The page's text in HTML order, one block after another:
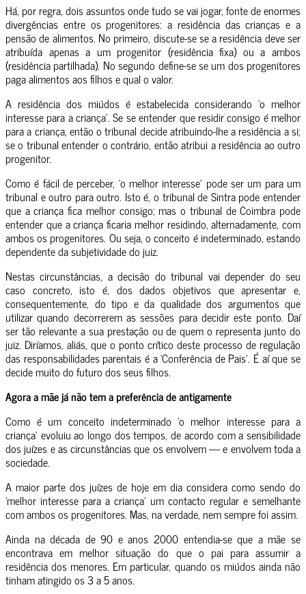
Há, por regra, dois assuntos onde tudo se vai jogar, fonte de enormes
divergências entre os progenitores: a residência das crianças e a
pensão de alimentos. No primeiro, discute-se se a residência deve ser
atribuída apenas a um progenitor (residência fixa) ou a ambos
(residência partilhada). No segundo define-se se um dos progenitores
paga alimentos aos filhos e qual o valor.
A residência dos miúdos é estabelecida considerando ‘o melhor
interesse para a criança’. Se se entender que residir consigo é melhor
para a criança, então o tribunal decide atribuindo-lhe a residência a si;
se o tribunal entender o contrário, então atribui a residência ao outro
progenitor.
Como é fácil de perceber, ‘o melhor interesse’ pode ser um para um
tribunal e outro para outro. Isto é, o tribunal de Sintra pode entender
que a criança fica melhor consigo; mas o tribunal de Coimbra pode
entender que a criança ficaria melhor residindo, alternadamente, com
ambos os progenitores. Ou seja, o conceito é indeterminado, estando
dependente da subjetividade do juiz.
Nestas circunstâncias, a decisão do tribunal vai depender do seu
caso concreto, isto é, dos dados objetivos que apresentar e,
consequentemente, do tipo e da qualidade dos argumentos que
utilizar quando decorrerem as sessões para decidir este ponto. Daí
ser tão relevante a sua prestação ou de quem o representa junto do
juiz. Diríamos, aliás, que o ponto crítico deste processo de regulação
das responsabilidades parentais é a ‘Conferência de Pais’. É aí que se
decide muito do futuro dos seus filhos.
Agora a mãe já não tem a preferência de antigamente
Como é um conceito indeterminado ‘o melhor interesse para a
criança’ evoluiu ao longo dos tempos, de acordo com a sensibilidade
dos juízes e as circunstâncias que os envolvem — e envolvem toda a
sociedade.
A maior parte dos juízes de hoje em dia considera como sendo do
‘melhor interesse para a criança’ um contacto regular e semelhante
com ambos os progenitores. Mas, na verdade, nem sempre foi assim.
Ainda na década de 90 e anos 2000 entendia-se que a mãe se
encontrava em melhor situação do que o pai para assumir a
residência dos menores. Em particular, quando os miúdos ainda não
tinham atingido os 3 a 5 anos.